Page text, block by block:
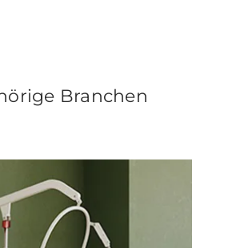
Branchen